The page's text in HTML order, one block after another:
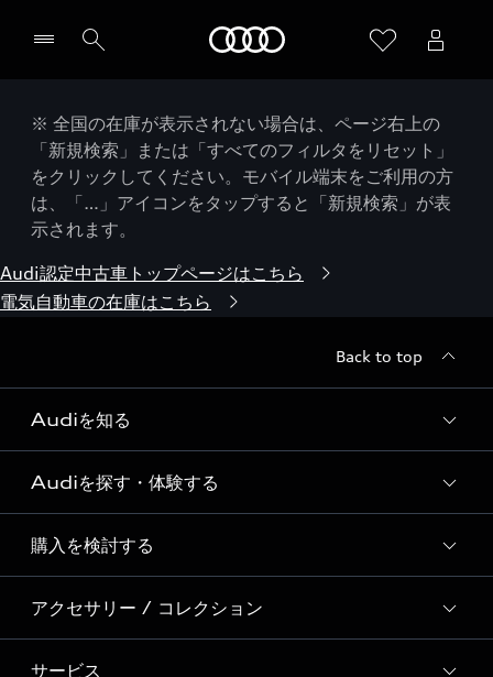
※ 全国の在庫が表示されない場合は、ページ右上の
「新規検索」または「すべてのフィルタをリセット」
をクリックしてください。モバイル端末をご利用の方
は、「…」アイコンをタップすると「新規検索」が表
示されます。
Audi認定中古車トップページはこちら
電気自動車の在庫はこちら
Back to top
Audiを知る
Audi ブランド
Story of Progress
Audi Sport
Formula 1®
デジタルサービス
Audiを探す・体験する
ディーラー検索
新車在庫検索
試乗車・展示車検索
購入を検討する
モデル一覧
特別仕様モデル / 限定モデル
アクセサリー / コレクション
サービス